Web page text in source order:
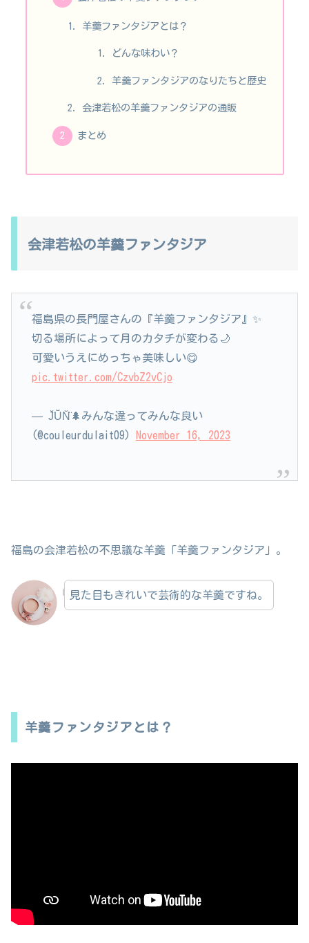
羊羹ファンタジアとは？
どんな味わい？
羊羹ファンタジアのなりたちと歴史
会津若松の羊羹ファンタジアの通販
まとめ
会津若松の羊羹ファンタジア
福島県の長門屋さんの『羊羹ファンタジア』✨
切る場所によって月のカタチが変わる🌙
可愛いうえにめっちゃ美味しい😋
pic.twitter.com/CzvbZ2vCjo
— J̆̈Ŭ̈N̆̈🌲みんな違ってみんな良い
(@couleurdulait09)
November 16, 2023
福島の会津若松の不思議な羊羹「羊羹ファンタジア」。
見た目もきれいで芸術的な羊羹ですね。
羊羹ファンタジアとは？